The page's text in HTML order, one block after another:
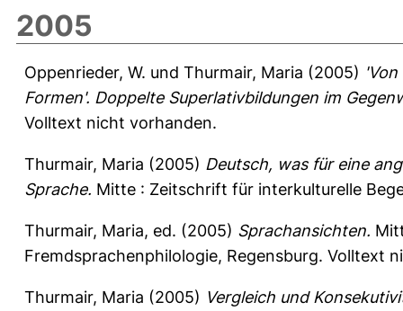
2005
Oppenrieder, W. und Thurmair, Maria (2005)
Formen'. Doppelte Superlativbildungen im
Volltext nicht vorhanden.
Thurmair, Maria (2005) Deutsch, was für eine
Sprache. Mitte : Zeitschrift für interkulturelle
Thurmair, Maria, ed. (2005) Sprachansichten.
Fremdsprachenphilologie, Regensburg. Volltext
Thurmair, Maria (2005) Vergleich und